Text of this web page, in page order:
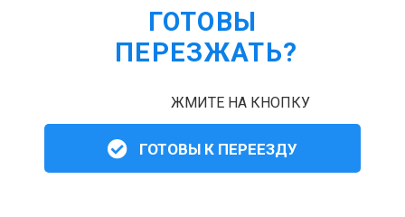
ГОТОВЫ
ПЕРЕЗЖАТЬ?
ЖМИТЕ НА КНОПКУ
ГОТОВЫ К ПЕРЕЕЗДУ